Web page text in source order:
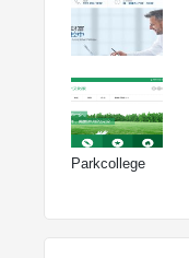
Parkcollege